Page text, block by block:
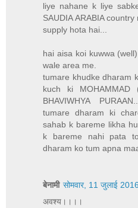
liye nahane k liye
SAUDIA ARABIA
supply hota hai...
hai aisa koi kuwwa
wale area me.
tumare khudke dharam
kuch ki
BHAVIWHYA
tumare dharam ki
sahab k bareme likha
k bareme nahi pata
dharam ko tum apna
बेनामी सोमवार, 11 जुलाई
अवश्य।।।।